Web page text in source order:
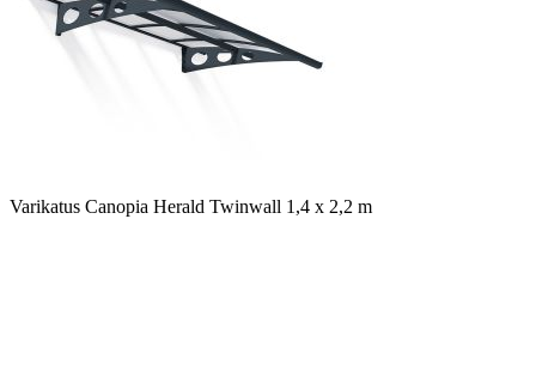
Varikatus Canopia Herald Twinwall 1,4 x 2,2 m